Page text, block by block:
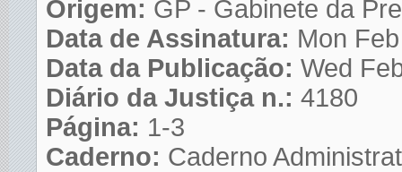
Origem: GP - Gabinete da
Data de Assinatura: Mon
Data da Publicação: Wed
Diário da Justiça n.: 4180
Página: 1-3
Caderno: Caderno